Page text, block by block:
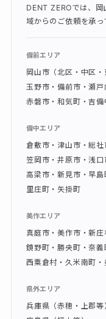
DENT ZEROでは、
域からのご依頼を承っ
備前エリア
岡山市（北区・中区・
玉野市・備前市・瀬戸
赤磐市・和気町・吉備
備中エリア
倉敷市・津山市・総社
笠岡市・井原市・浅口
高梁市・新見市・早島
里庄町・矢掛町
美作エリア
真庭市・美作市・新庄
鏡野町・勝央町・奈義
西粟倉村・久米南町・
県外エリア
兵庫県（赤穂・上郡等